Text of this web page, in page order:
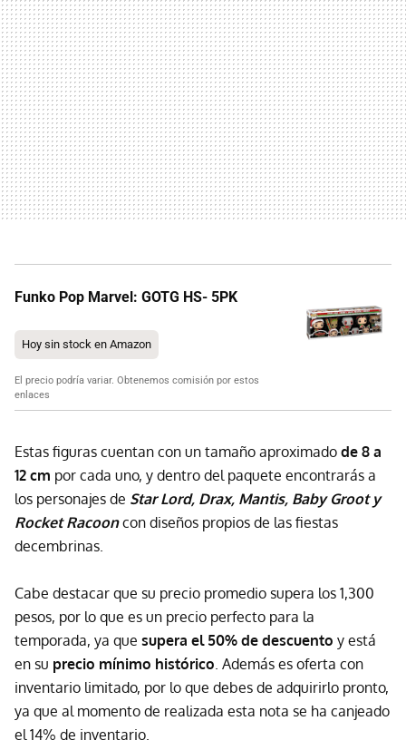
Funko Pop Marvel: GOTG HS- 5PK
Hoy sin stock en Amazon
El precio podría variar. Obtenemos comisión por estos
enlaces
Estas figuras cuentan con un tamaño aproximado de 8 a
12 cm por cada uno, y dentro del paquete encontrarás a
los personajes de Star Lord, Drax, Mantis, Baby Groot y
Rocket Racooncon diseños propios de las fiestas
decembrinas.
Cabe destacar que su precio promedio supera los 1,300
pesos, por lo que es un precio perfecto para la
temporada, ya que supera el 50% de descuento y está
en su precio mínimo histórico. Además es oferta con
inventario limitado, por lo que debes de adquirirlo pronto,
ya que al momento de realizada esta nota se ha canjeado
el 14% de inventario.